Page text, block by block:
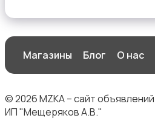
Другое
Магазины Блог О нас
© 2026 MZKA – сайт объявлений
ИП "Мещеряков А.В."